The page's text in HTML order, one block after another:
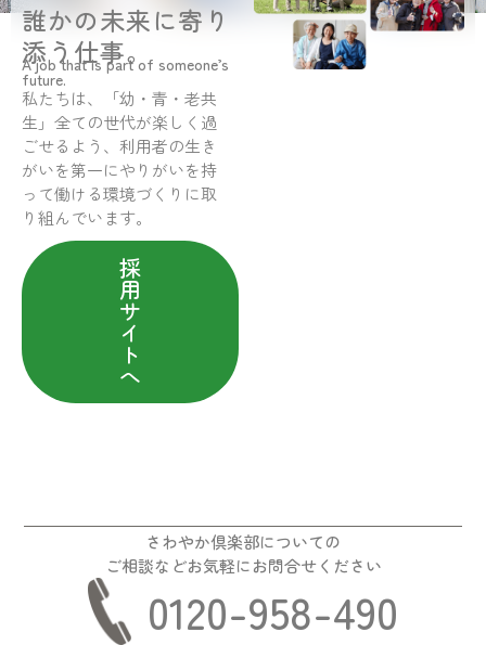
誰かの未来に寄り
添う仕事。
A job that is part of someone’s
future.
私たちは、「幼・青・老共
生」全ての世代が楽しく過
ごせるよう、利用者の生き
がいを第一にやりがいを持
って働ける環境づくりに取
り組んでいます。
採
用
サ
イ
ト
へ
さわやか倶楽部についての
ご相談などお気軽にお問合せください
0120-958-490